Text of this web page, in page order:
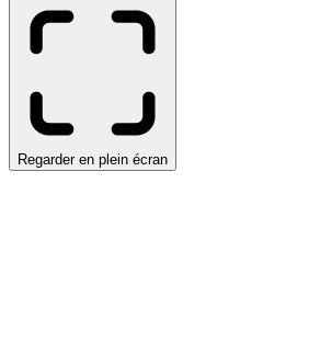
Regarder en plein écran